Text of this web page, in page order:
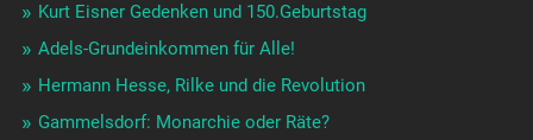
Kurt Eisner Gedenken und 150.Geburtstag
Adels-Grundeinkommen für Alle!
Hermann Hesse, Rilke und die Revolution
Gammelsdorf: Monarchie oder Räte?